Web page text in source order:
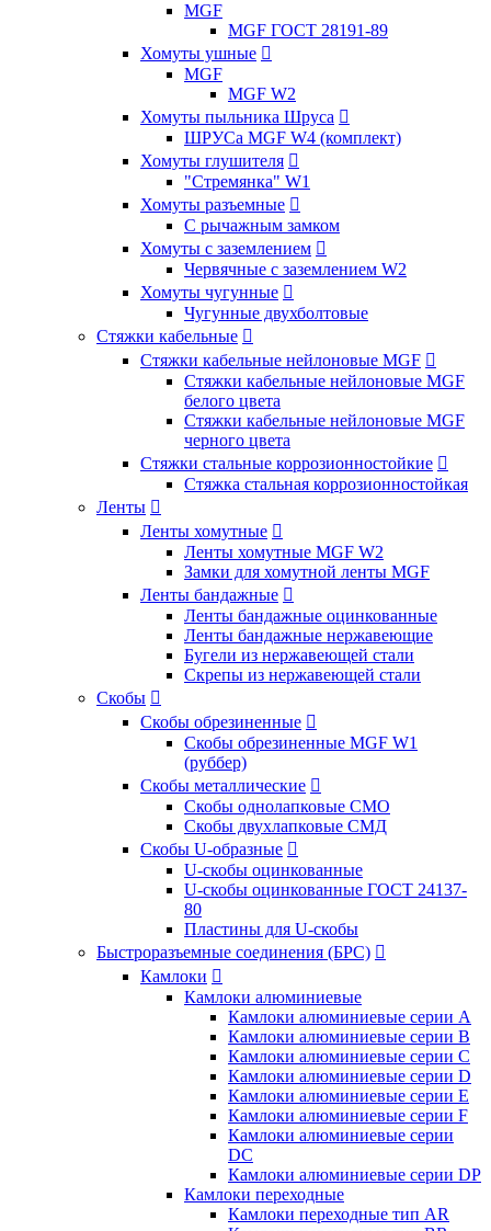
MGF
MGF ГОСТ 28191-89
Хомуты ушные 
MGF
MGF W2
Хомуты пыльника Шруса 
ШРУСа MGF W4 (комплект)
Хомуты глушителя 
"Стремянка" W1
Хомуты разъемные 
С рычажным замком
Хомуты с заземлением 
Червячные с заземлением W2
Хомуты чугунные 
Чугунные двухболтовые
Стяжки кабельные 
Стяжки кабельные нейлоновые MGF 
Стяжки кабельные нейлоновые MGF
белого цвета
Стяжки кабельные нейлоновые MGF
черного цвета
Стяжки стальные коррозионностойкие 
Стяжка стальная коррозионностойкая
Ленты 
Ленты хомутные 
Ленты хомутные MGF W2
Замки для хомутной ленты MGF
Ленты бандажные 
Ленты бандажные оцинкованные
Ленты бандажные нержавеющие
Бугели из нержавеющей стали
Скрепы из нержавеющей стали
Скобы 
Скобы обрезиненные 
Скобы обрезиненные MGF W1
(руббер)
Скобы металлические 
Скобы однолапковые СМО
Скобы двухлапковые СМД
Скобы U-образные 
U-скобы оцинкованные
U-скобы оцинкованные ГОСТ 24137-
80
Пластины для U-скобы
Быстроразъемные соединения (БРС) 
Камлоки 
Камлоки алюминиевые
Камлоки алюминиевые серии А
Камлоки алюминиевые серии B
Камлоки алюминиевые серии C
Камлоки алюминиевые серии D
Камлоки алюминиевые серии E
Камлоки алюминиевые серии F
Камлоки алюминиевые серии
DC
Камлоки алюминиевые серии DP
Камлоки переходные
Камлоки переходные тип AR